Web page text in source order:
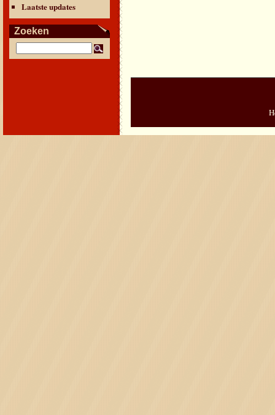
Laatste updates
Zoeken